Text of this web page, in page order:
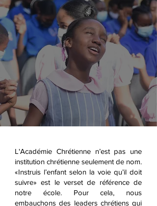
L'Académie Chrétienne n’est pas une
institution chrétienne seulement de nom.
«Instruis l’enfant selon la voie qu’il doit
suivre» est le verset de référence de
notre école. Pour cela, nous
embauchons des leaders chrétiens qui